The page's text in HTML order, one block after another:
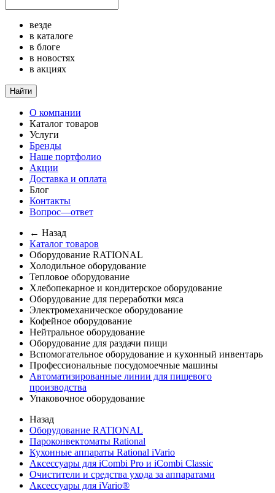
везде
в каталоге
в блоге
в новостях
в акциях
Найти
О компании
Каталог товаров
Услуги
Бренды
Наше портфолио
Акции
Доставка и оплата
Блог
Контакты
Вопрос—ответ
← Назад
Каталог товаров
Оборудование RATIONAL
Холодильное оборудование
Тепловое оборудование
Хлебопекарное и кондитерское оборудование
Оборудование для переработки мяса
Электромеханическое оборудование
Кофейное оборудование
Нейтральное оборудование
Оборудование для раздачи пищи
Вспомогательное оборудование и кухонный инвентарь
Профессиональные посудомоечные машины
Автоматизированные линии для пищевого
производства
Упаковочное оборудование
Назад
Оборудование RATIONAL
Пароконвектоматы Rational
Кухонные аппараты Rational iVario
Аксессуары для iCombi Pro и iCombi Classic
Очистители и средства ухода за аппаратами
Аксессуары для iVario®